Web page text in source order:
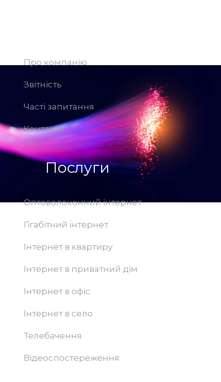
Про компанію
Звітність
Часті запитання
Контакти
Послуги
Оптоволоконний інтернет
Гігабітний інтернет
Інтернет в квартиру
Інтернет в приватний дім
Інтернет в офіс
Інтернет в село
Телебачення
Відеоспостереження